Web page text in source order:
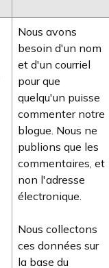
Nous avons
besoin d'un nom
et d'un courriel
pour que
quelqu'un puisse
commenter notre
blogue. Nous ne
publions que les
commentaires, et
non l'adresse
électronique.
Nous collectons
ces données sur
la base du